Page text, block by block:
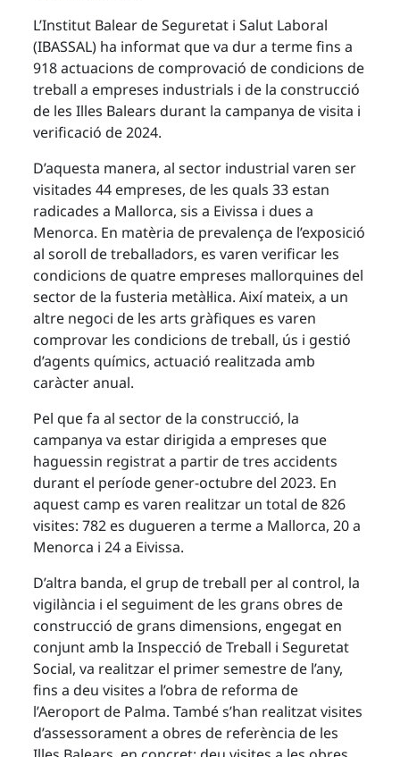
L’Institut Balear de Seguretat i Salut Laboral
(IBASSAL) ha informat que va dur a terme fins a
918 actuacions de comprovació de condicions de
treball a empreses industrials i de la construcció
de les Illes Balears durant la campanya de visita i
verificació de 2024.
D’aquesta manera, al sector industrial varen ser
visitades 44 empreses, de les quals 33 estan
radicades a Mallorca, sis a Eivissa i dues a
Menorca. En matèria de prevalença de l’exposició
al soroll de treballadors, es varen verificar les
condicions de quatre empreses mallorquines del
sector de la fusteria metàl·lica. Així mateix, a un
altre negoci de les arts gràfiques es varen
comprovar les condicions de treball, ús i gestió
d’agents químics, actuació realitzada amb
caràcter anual.
Pel que fa al sector de la construcció, la
campanya va estar dirigida a empreses que
haguessin registrat a partir de tres accidents
durant el període gener-octubre del 2023. En
aquest camp es varen realitzar un total de 826
visites: 782 es dugueren a terme a Mallorca, 20 a
Menorca i 24 a Eivissa.
D’altra banda, el grup de treball per al control, la
vigilància i el seguiment de les grans obres de
construcció de grans dimensions, engegat en
conjunt amb la Inspecció de Treball i Seguretat
Social, va realitzar el primer semestre de l’any,
fins a deu visites a l’obra de reforma de
l’Aeroport de Palma. També s’han realitzat visites
d’assessorament a obres de referència de les